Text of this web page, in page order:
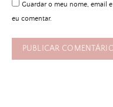
Guardar o meu nome, email
eu comentar.